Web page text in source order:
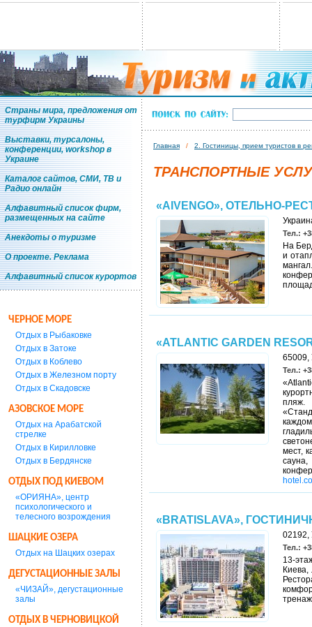
Страны мира, предложения от
турфирм Украины
Выставки, турсалоны,
конференции, workshop в
Украине
Каталог сайтов, СМИ, ТВ и
Радио онлайн
Алфавитный список фирм,
размещенных на сайте
Анекдоты о туризме
О проекте. Реклама
Алфавитный список курортов
ЧЕРНОЕ МОРЕ
Отдых в Рыбаковке
Отдых в Затоке
Отдых в Коблево
Отдых в Железном порту
Отдых в Скадовске
АЗОВСКОЕ МОРЕ
Отдых на Арабатской
стрелке
Отдых в Кирилловке
Отдых в Бердянске
ОТДЫХ ПОД КИЕВОМ
«ОРИЯНА», центр
психологического и
телесного возрождения
ШАЦКИЕ ОЗЕРА
Отдых на Шацких озерах
ДЕГУСТАЦИОННЫЕ ЗАЛЫ
«ЧИЗАЙ», дегустационные
залы
ОТДЫХ В ЧЕРНОВИЦКОЙ
Главная / 2. Гостиницы, прием туристов в
ТРАНСПОРТНЫЕ
«AIVENGO», ОТЕЛЬНО-
Тел.:
На
и
«ATLANTIC GARDEN
65009,
Тел.:
пляж.
мест,
«BRATISLAVA»,
02192,
Тел.:
13-